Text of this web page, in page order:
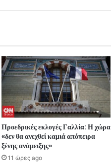
Προεδρικές εκλογές Γαλλία: Η χώρα
«δεν θα ανεχθεί καμιά απόπειρα
ξένης ανάμειξης»
11 ώρες ago